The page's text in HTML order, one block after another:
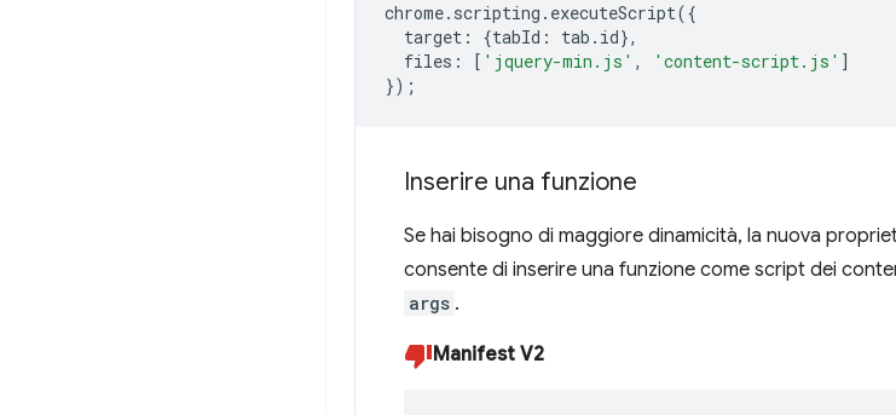
chrome. scripting . executeScript({
target : {tabId : tab . id},
files : [ 'jquery-min.js' , 'content-script.js' ]
});
Inserire una funzione
Se hai bisogno di maggiore dinamicità, la nuova
consente di inserire una funzione come script dei
args .
Manifest V2